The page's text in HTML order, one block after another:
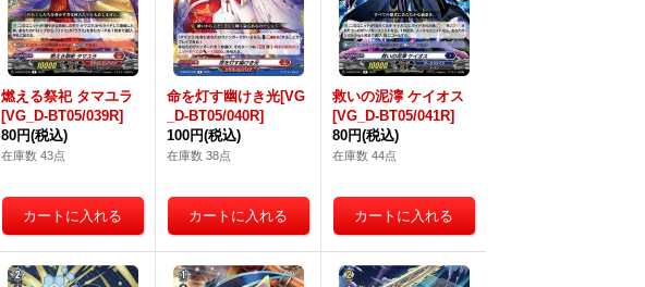
燃える祭祀 タマユラ
[VG_D-BT05/039R]
80円(税込)
在庫数 43点
命を灯す幽けき光[VG
_D-BT05/040R]
100円(税込)
在庫数 38点
救いの泥濘 ケイオス
[VG_D-BT05/041R]
80円(税込)
在庫数 44点